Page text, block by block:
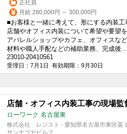
正社員
月給 280,000円 ～ 300,000円
■お客様と一緒に考えて、形にする内装工
店舗やオフィス内装について希望や要望
アパレルショップやカフェ、オフィスな
材料や職人手配などの補助業務、完成後
23010-20410561
受理日：7月1日 有効期限：9月30日
店舗・オフィス内装工事の現場監
ローワーク 名古屋東
株式会社 レジスト - 愛知県名古屋市東区葵
サンナゴヤビル２